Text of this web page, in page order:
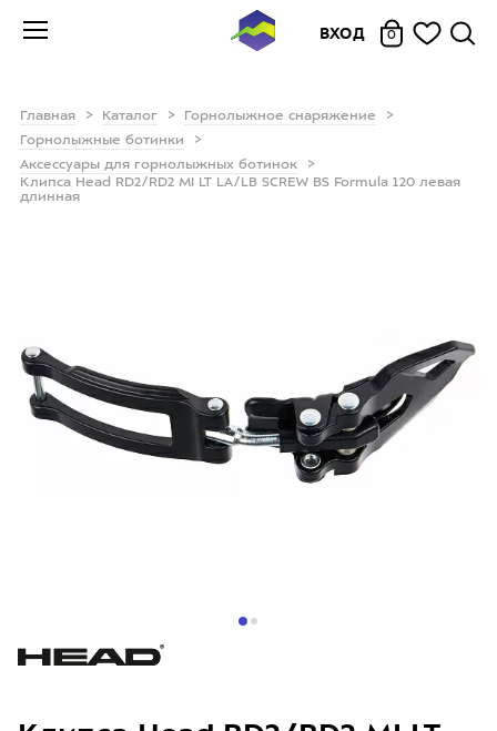
ВХОД 0
Главная Каталог
Горнолыжное снаряжение
Горнолыжные ботинки
Аксессуары для горнолыжных ботинок
Клипса Head RD2/RD2 MI LT LA/LB SCREW BS Formula 120 левая
длинная